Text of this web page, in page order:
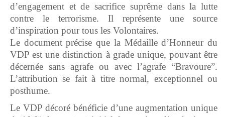
d’engagement et de sacrifice suprême dans la lutte
contre le terrorisme. Il représente une source
d’inspiration pour tous les Volontaires.
Le document précise que la Médaille d’Honneur du
VDP est une distinction à grade unique, pouvant être
décernée sans agrafe ou avec l’agrafe “Bravoure”.
L’attribution se fait à titre normal, exceptionnel ou
posthume.
Le VDP décoré bénéficie d’une augmentation unique